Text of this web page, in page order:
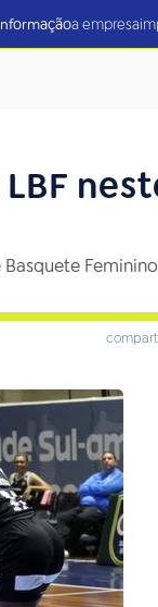
a empresa
Feminino